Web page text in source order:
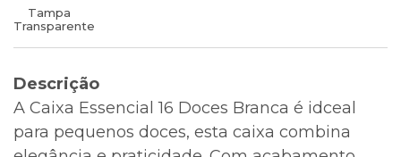
Tampa
Transparente
Descrição
A Caixa Essencial 16 Doces Branca é idceal
para pequenos doces, esta caixa combina